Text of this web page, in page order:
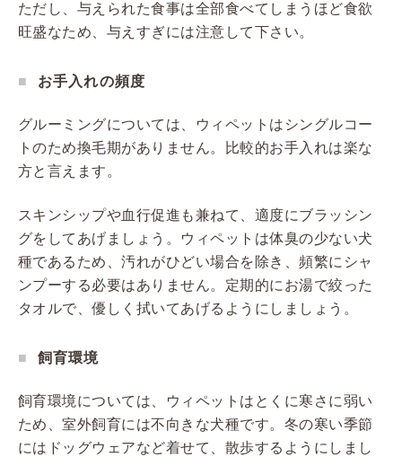
ただし、与えられた食事は全部食べてしまうほど食欲
旺盛なため、与えすぎには注意して下さい。
お手入れの頻度
グルーミングについては、ウィペットはシングルコー
トのため換毛期がありません。比較的お手入れは楽な
方と言えます。
スキンシップや血行促進も兼ねて、適度にブラッシン
グをしてあげましょう。ウィペットは体臭の少ない犬
種であるため、汚れがひどい場合を除き、頻繁にシャ
ンプーする必要はありません。定期的にお湯で絞った
タオルで、優しく拭いてあげるようにしましょう。
飼育環境
飼育環境については、ウィペットはとくに寒さに弱い
ため、室外飼育には不向きな犬種です。冬の寒い季節
にはドッグウェアなど着せて、散歩するようにしまし